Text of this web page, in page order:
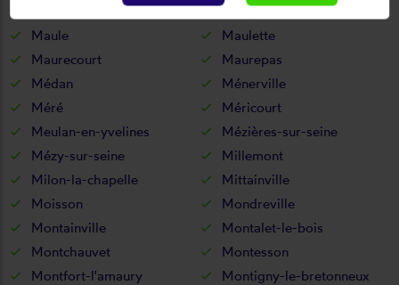
Mareil-sur-mauldre
Marly-le-roi
Maule
Maulette
Maurecourt
Maurepas
Médan
Ménerville
Méré
Méricourt
Meulan-en-yvelines
Mézières-sur-seine
Mézy-sur-seine
Millemont
Milon-la-chapelle
Mittainville
Moisson
Mondreville
Montainville
Montalet-le-bois
Montchauvet
Montesson
Montfort-l'amaury
Montigny-le-bretonneux